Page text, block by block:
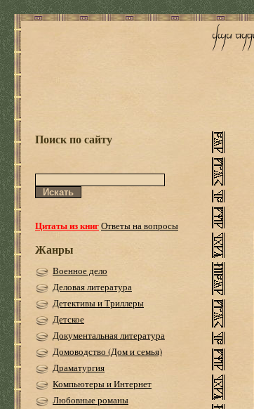
Поиск по сайту
Цитаты из книгОтветы на вопросы
Жанры
Военное дело
Деловая литература
Детективы и Триллеры
Детское
Документальная литература
Домоводство (Дом и семья)
Драматургия
Компьютеры и Интернет
Любовные романы